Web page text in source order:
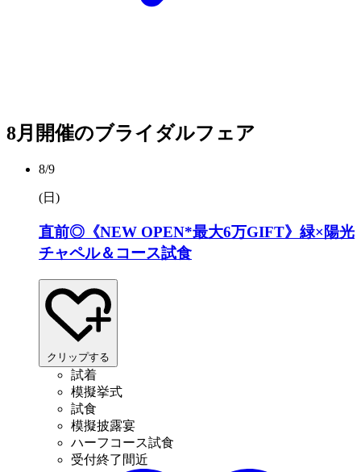
8月開催のブライダルフェア
8/9
(日 )
直前◎《NEW OPEN*最大6万GIFT》緑×陽光
チャペル＆コース試食
クリップする
試着
模擬挙式
試食
模擬披露宴
ハーフコース試食
受付終了間近